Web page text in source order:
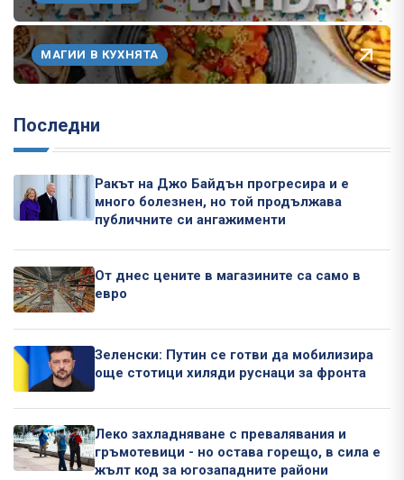
МАГИИ В КУХНЯТА
Последни
Ракът на Джо Байдън прогресира и е
много болезнен, но той продължава
публичните си ангажименти
От днес цените в магазините са само в
евро
Зеленски: Путин се готви да мобилизира
още стотици хиляди руснаци за фронта
Леко захладняване с превалявания и
гръмотевици - но остава горещо, в сила е
жълт код за югозападните райони